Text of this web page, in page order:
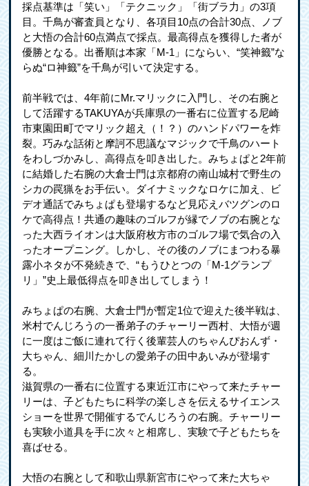
採点基準は「笑い」「テクニック」「街ブラ力」の3項
目。千鳥が審査員となり、各項目10点の合計30点、ノブ
と大悟の合計60点満点で採点。最高得点を獲得した者が
優勝となる。出番順は本家「M-1」にならい、“笑神籤”な
らぬ“ロ神籤”を千鳥が引いて決定する。
前半戦では、4年前にMr.マリックに入門し、その右腕と
して活躍するTAKUYAが兵庫県の一番右に位置する尼崎
市東園田町でマリック超え（！？）のハンドパワーを炸
裂。巧みな話術と摩訶不思議なマジックで千鳥のハート
をわしづかみし、高得点を叩き出した。みちょぱと2年前
に結婚した右腕の大倉士門は京都府の南山城村で野生の
シカの罠猟をお手伝い。ダイナミックなロケに加え、ビ
デオ通話でみちょぱも登場するなど見応えバツグンのロ
ケで高得点！共通の趣味のゴルフが縁でノブの右腕とな
った大西ライオンは大阪府枚方市のゴルフ場で気合の入
ったオープニング。しかし、その後のノブにまつわる暴
露小ネタが不発続きで、“もうひとつの「M-1グランプ
リ」”史上最低得点を叩き出してしまう！
みちょぱの右腕、大倉士門が暫定1位で迎えた後半戦は、
米村でんじろうの一番弟子のチャーリー西村、大悟が週
に一度はご飯に連れて行く後輩芸人のちゃんぴおんず・
大ちゃん、細川たかしの愛弟子の田中あいみが登場す
る。
滋賀県の一番右に位置する東近江市にやって来たチャー
リーは、子どもたちに科学の楽しさを伝えるサイエンス
ショーを世界で開催するでんじろうの右腕。チャーリー
も実験小道具を手に次々と相席し、実験で子どもたちを
喜ばせる。
大悟の右腕として和歌山県新宮市にやって来た大ちゃ